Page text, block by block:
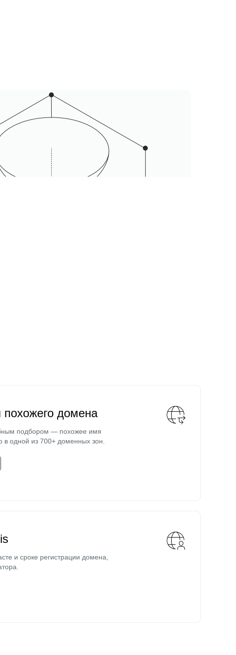
похожего домена
подбором — похожее имя
в одной из 700+ доменных зон.
и сроке регистрации домена,